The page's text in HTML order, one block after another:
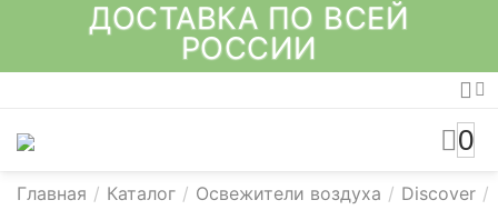
ДОСТАВКА ПО ВСЕЙ
РОССИИ
0
Главная / Каталог / Освежители воздуха / Discover /